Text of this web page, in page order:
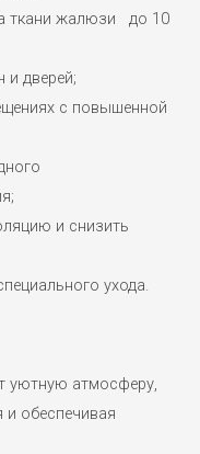
ткани жалюзи до 10
и дверей;
с повышенной
и снизить
ухода.
уютную атмосферу,
и обеспечивая